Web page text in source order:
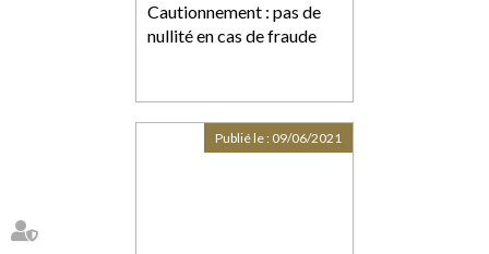
Cautionnement : pas de
nullité en cas de fraude
Publié le : 09/06/2021